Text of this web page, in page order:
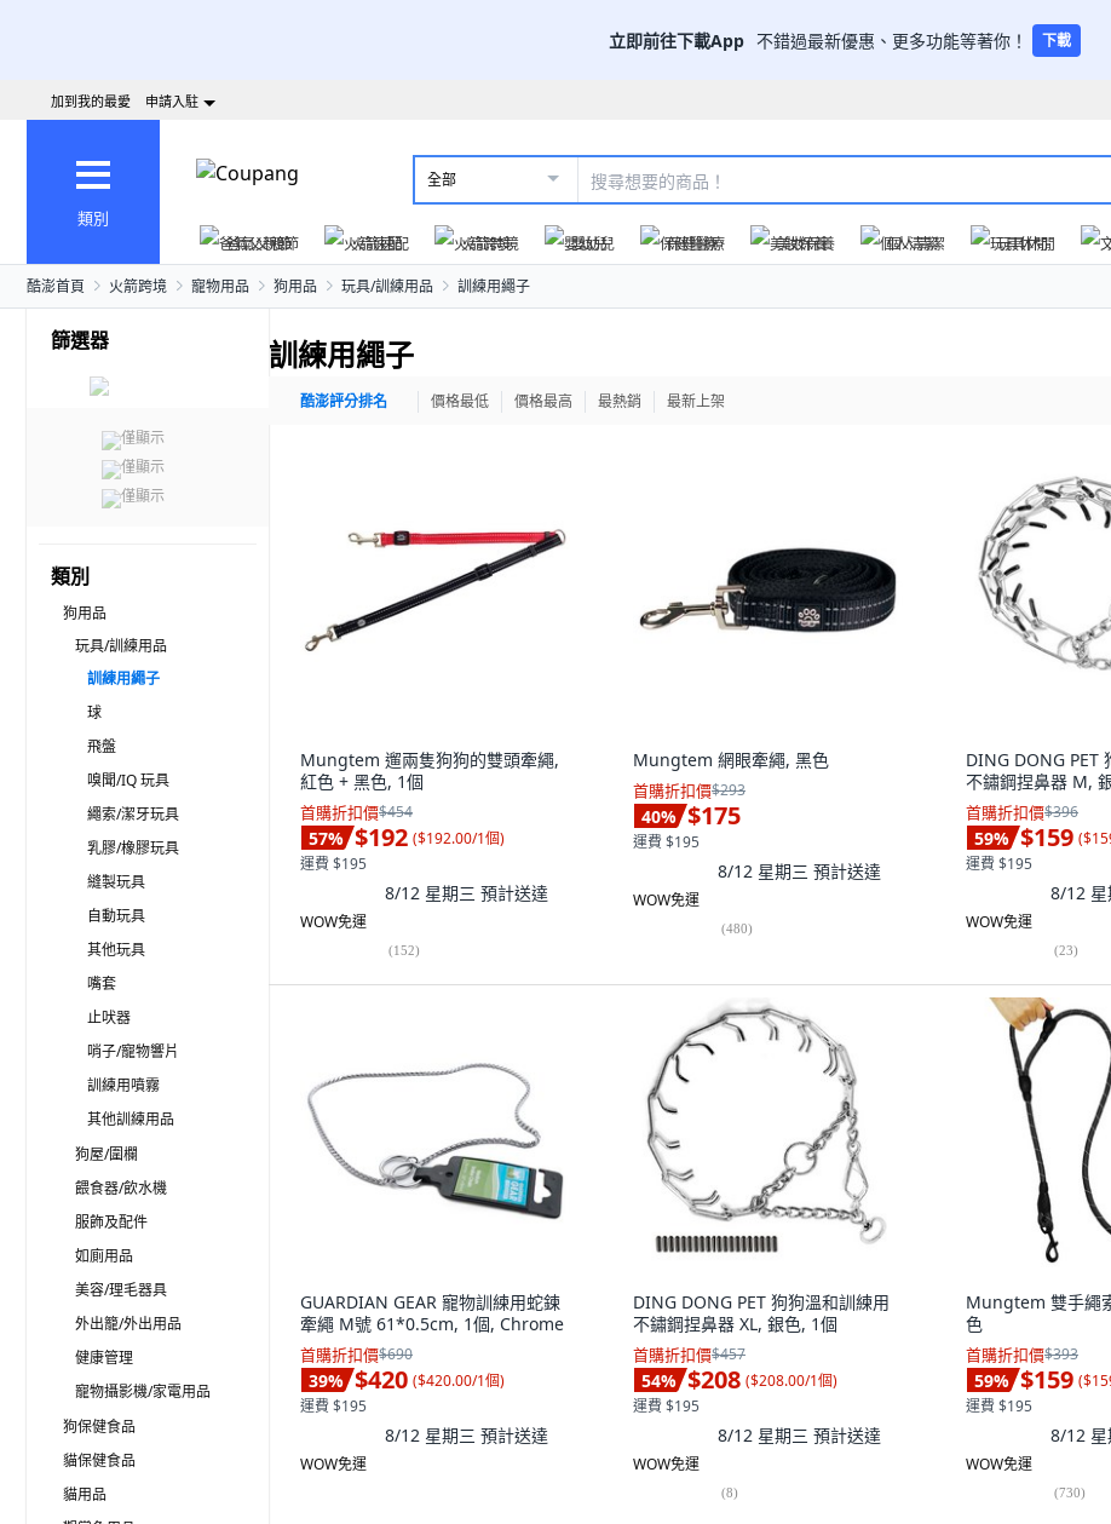
立即前往下載App 不錯過最新優惠、更多功能等著你！ 下載
加到我的最愛 申請入駐
類別
全部
爸氣父親節
火箭速配 火箭跨境 嬰幼兒 保健醫療 美妝保養 個人清潔 玩具休閒
酷澎首頁 火箭跨境 寵物用品 狗用品 玩具/訓練用品 訓練用繩子
篩選器
僅顯示
僅顯示
僅顯示
類別
狗用品
玩具/訓練用品
訓練用繩子
球
飛盤
嗅聞/IQ 玩具
繩索/潔牙玩具
乳膠/橡膠玩具
縫製玩具
自動玩具
其他玩具
嘴套
止吠器
哨子/寵物響片
訓練用噴霧
其他訓練用品
狗屋/圍欄
餵食器/飲水機
服飾及配件
如廁用品
美容/理毛器具
外出籠/外出用品
健康管理
寵物攝影機/家電用品
狗保健食品
貓保健食品
貓用品
訓練用繩子
酷澎評分排名 價格最低 價格最高 最熱銷 最新上架
Mungtem 遛兩隻狗狗的雙頭牽繩,
紅色 + 黑色, 1個
首購折扣價$454
57% $192 ($192.00/1個)
運費 $195
8/12 星期三 預計送達
WOW免運
(152)
Mungtem 網眼牽繩, 黑色
首購折扣價$293
40% $175
運費 $195
8/12 星期三 預計送達
WOW免運
(480)
DING DONG PET
不鏽鋼捏鼻器 M,
首購折扣價$396
59% $159 (
運費 $195
8/12 星
WOW免運
(23)
GUARDIAN GEAR 寵物訓練用蛇鍊
牽繩 M號 61*0.5cm, 1個, Chrome
首購折扣價$690
39% $420 ($420.00/1個)
運費 $195
8/12 星期三 預計送達
WOW免運
DING DONG PET 狗狗溫和訓練用
不鏽鋼捏鼻器 XL, 銀色, 1個
首購折扣價$457
54% $208 ($208.00/1個)
運費 $195
8/12 星期三 預計送達
WOW免運
(8)
Mungtem 雙手繩
色
首購折扣價$393
59% $159 (
運費 $195
8/12 星
WOW免運
(730)